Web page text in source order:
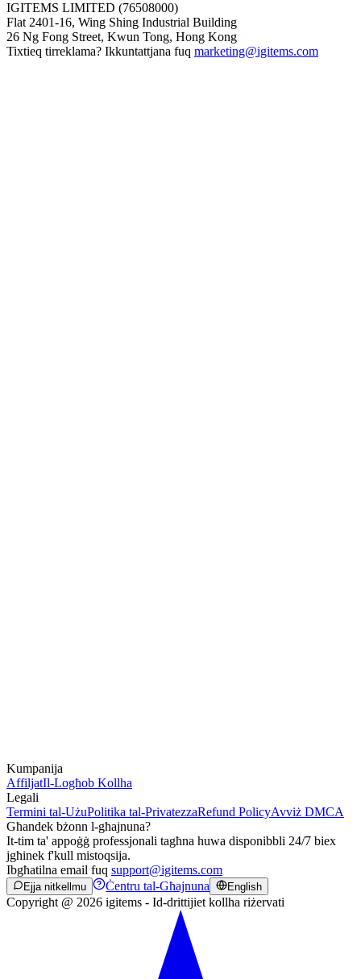
IGITEMS LIMITED (76508000)
Flat 2401-16, Wing Shing Industrial Building
26 Ng Fong Street, Kwun Tong, Hong Kong
Tixtieq tirreklama? Ikkuntattjana fuq marketing@igitems.com
Kumpanija
AffiljatIl-Logħob Kollha
Legali
Termini tal-UżuPolitika tal-PrivatezzaRefund PolicyAvviż DMCA
Għandek bżonn l-għajnuna?
It-tim ta' appoġġ professjonali tagħna huwa disponibbli 24/7 biex
jgħinek f'kull mistoqsija.
Ibgħatilna email fuq support@igitems.com
Ejja nitkellmu Ċentru tal-Għajnuna English
Copyright @ 2026 igitems - Id-drittijiet kollha riżervati